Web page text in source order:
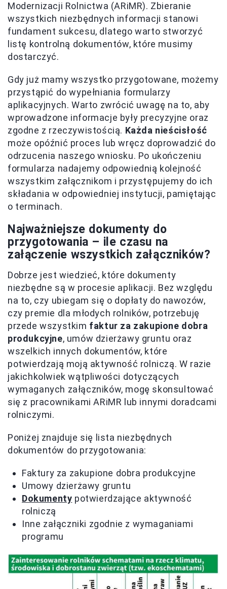
Modernizacji Rolnictwa (ARiMR). Zbieranie
wszystkich niezbędnych informacji stanowi
fundament sukcesu, dlatego warto stworzyć
listę kontrolną dokumentów, które musimy
dostarczyć.
Gdy już mamy wszystko przygotowane, możemy
przystąpić do wypełniania formularzy
aplikacyjnych. Warto zwrócić uwagę na to, aby
wprowadzone informacje były precyzyjne oraz
zgodne z rzeczywistością. Każda nieścisłość
może opóźnić proces lub wręcz doprowadzić do
odrzucenia naszego wniosku. Po ukończeniu
formularza nadajemy odpowiednią kolejność
wszystkim załącznikom i przystępujemy do ich
składania w odpowiedniej instytucji, pamiętając
o terminach.
Najważniejsze dokumenty do
przygotowania – ile czasu na
załączenie wszystkich załączników?
Dobrze jest wiedzieć, które dokumenty
niezbędne są w procesie aplikacji. Bez względu
na to, czy ubiegam się o dopłaty do nawozów,
czy premie dla młodych rolników, potrzebuję
przede wszystkim faktur za zakupione dobra
produkcyjne, umów dzierżawy gruntu oraz
wszelkich innych dokumentów, które
potwierdzają moją aktywność rolniczą. W razie
jakichkolwiek wątpliwości dotyczących
wymaganych załączników, mogę skonsultować
się z pracownikami ARiMR lub innymi doradcami
rolniczymi.
Poniżej znajduje się lista niezbędnych
dokumentów do przygotowania:
Faktury za zakupione dobra produkcyjne
Umowy dzierżawy gruntu
Dokumenty potwierdzające aktywność
rolniczą
Inne załączniki zgodnie z wymaganiami
programu